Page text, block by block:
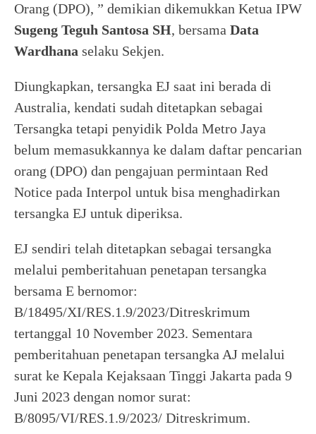
Orang (DPO), ” demikian dikemukkan Ketua IPW
Sugeng Teguh Santosa SH, bersama Data
Wardhana selaku Sekjen.
Diungkapkan, tersangka EJ saat ini berada di
Australia, kendati sudah ditetapkan sebagai
Tersangka tetapi penyidik Polda Metro Jaya
belum memasukkannya ke dalam daftar pencarian
orang (DPO) dan pengajuan permintaan Red
Notice pada Interpol untuk bisa menghadirkan
tersangka EJ untuk diperiksa.
EJ sendiri telah ditetapkan sebagai tersangka
melalui pemberitahuan penetapan tersangka
bersama E bernomor:
B/18495/XI/RES.1.9/2023/Ditreskrimum
tertanggal 10 November 2023. Sementara
pemberitahuan penetapan tersangka AJ melalui
surat ke Kepala Kejaksaan Tinggi Jakarta pada 9
Juni 2023 dengan nomor surat:
B/8095/VI/RES.1.9/2023/ Ditreskrimum.